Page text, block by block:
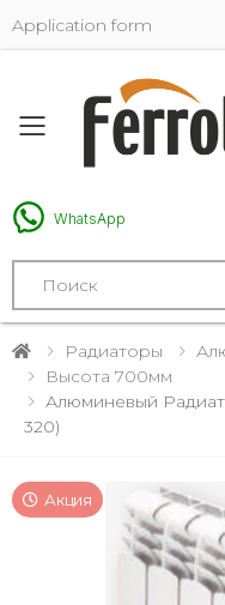
Application form
Toggle
WhatsApp
Search
Радиаторы
Высота 700мм
Алюминевый
320)
Акция